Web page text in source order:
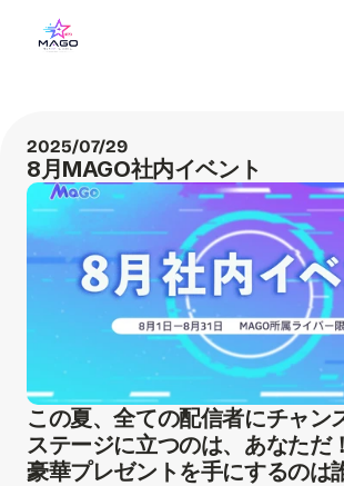
2025/07/29
8月MAGO社内イベント
この夏、全ての配信者にチャン
ステージに立つのは、あなただ！
豪華プレゼントを手にするのは